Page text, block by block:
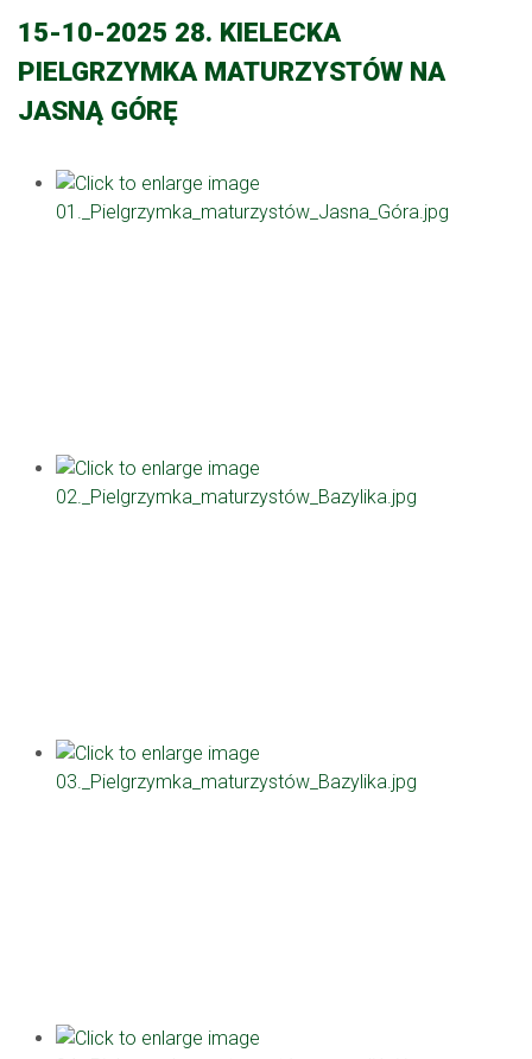
15-10-2025 28. KIELECKA
PIELGRZYMKA MATURZYSTÓW NA
JASNĄ GÓRĘ